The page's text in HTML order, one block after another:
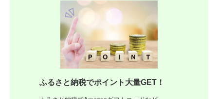
ふるさと納税でポイント大量GET！